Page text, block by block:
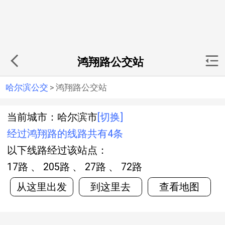
鸿翔路公交站
哈尔滨公交 > 鸿翔路公交站
当前城市：哈尔滨市 [切换]
经过鸿翔路的线路共有4条
以下线路经过该站点：
17路 、 205路 、 27路 、 72路
从这里出发
到这里去 查看地图